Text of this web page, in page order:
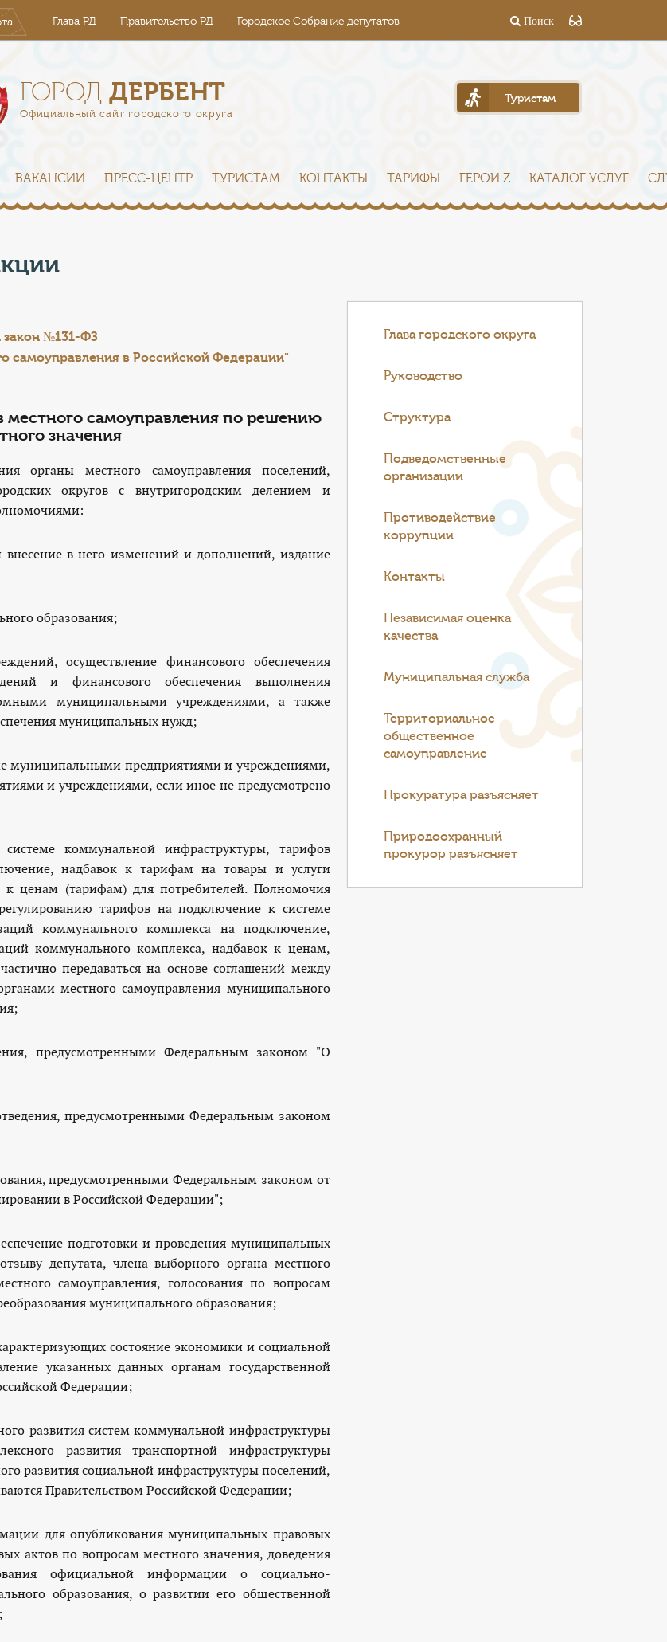
Глава РД Правительство РД Городское Собрание депутатов Поиск
ГОРОДДЕРБЕНТ
Официальный сайт городского округа
Туристам
ВАКАНСИИ ПРЕСС-ЦЕНТР ТУРИСТАМ КОНТАКТЫ ТАРИФЫ ГЕРОИ Z КАТАЛОГ УСЛУГ
№131-ФЗ
самоуправления в Российской Федерации"
местного самоуправления по решению
значения
органы местного самоуправления поселений,
округов с внутригородским делением и
внесение в него изменений и дополнений, издание
образования;
осуществление финансового обеспечения
и финансового обеспечения выполнения
муниципальными учреждениями, а также
муниципальных нужд;
муниципальными предприятиями и учреждениями,
и учреждениями, если иное не предусмотрено
коммунальной инфраструктуры, тарифов
надбавок к тарифам на товары и услуги
к ценам (тарифам) для потребителей. Полномочия
тарифов на подключение к системе
коммунального комплекса на подключение,
коммунального комплекса, надбавок к ценам,
передаваться на основе соглашений между
местного самоуправления муниципального
предусмотренными Федеральным законом "О
предусмотренными Федеральным законом
предусмотренными Федеральным законом от
в Российской Федерации";
подготовки и проведения муниципальных
депутата, члена выборного органа местного
самоуправления, голосования по вопросам
муниципального образования;
состояние экономики и социальной
указанных данных органам государственной
Федерации;
развития систем коммунальной инфраструктуры
развития транспортной инфраструктуры
развития социальной инфраструктуры поселений,
Правительством Российской Федерации;
для опубликования муниципальных правовых
актов по вопросам местного значения, доведения
официальной информации о социально-
образования, о развитии его общественной
Глава городского округа
Руководство
Структура
Подведомственные
организации
Противодействие
коррупции
Контакты
Независимая оценка
качества
Муниципальная служба
Территориальное
общественное
самоуправление
Прокуратура разъясняет
Природоохранный
прокурор разъясняет